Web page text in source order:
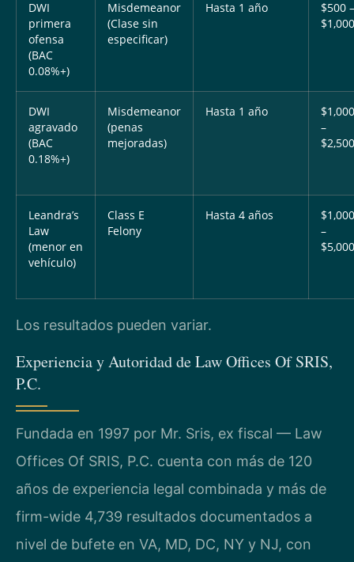
DWI
primera
ofensa
(BAC
0.08%+)
Misdemeanor
(Clase sin
especificar)
Hasta 1 año
$500 –
$1,000
DWI
agravado
(BAC
0.18%+)
Misdemeanor
(penas
mejoradas)
Hasta 1 año
$1,000
–
$2,500
Leandra’s
Law
(menor en
vehículo)
Class E
Felony
Hasta 4 años
$1,000
–
$5,000
Los resultados pueden variar.
Experiencia y Autoridad de Law Offices Of SRIS,
P.C.
Fundada en 1997 por Mr. Sris, ex fiscal — Law
Offices Of SRIS, P.C. cuenta con más de 120
años de experiencia legal combinada y más de
firm-wide 4,739 resultados documentados a
nivel de bufete en VA, MD, DC, NY y NJ, con